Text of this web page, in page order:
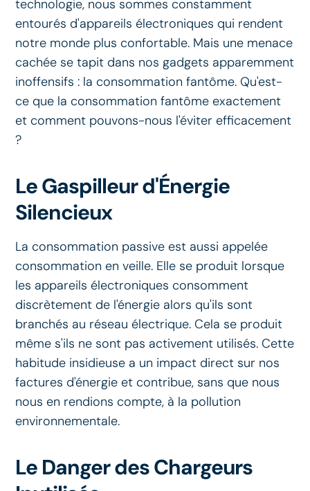
technologie, nous sommes constamment
entourés d'appareils électroniques qui rendent
notre monde plus confortable. Mais une menace
cachée se tapit dans nos gadgets apparemment
inoffensifs : la consommation fantôme. Qu'est-
ce que la consommation fantôme exactement
et comment pouvons-nous l'éviter efficacement
?
Le Gaspilleur d'Énergie
Silencieux
La consommation passive est aussi appelée
consommation en veille. Elle se produit lorsque
les appareils électroniques consomment
discrètement de l'énergie alors qu'ils sont
branchés au réseau électrique. Cela se produit
même s'ils ne sont pas activement utilisés. Cette
habitude insidieuse a un impact direct sur nos
factures d'énergie et contribue, sans que nous
nous en rendions compte, à la pollution
environnementale.
Le Danger des Chargeurs